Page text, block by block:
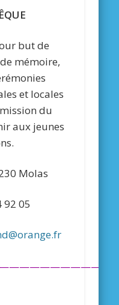
but de
mémoire,
et locales
du
aux jeunes
Molas
92 05